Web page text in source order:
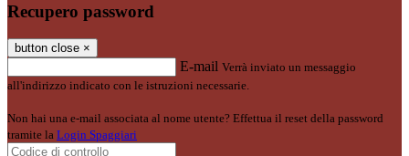
Recupero password
button close ×
E-mail Verrà inviato un messaggio
all'indirizzo indicato con le istruzioni necessarie.
Non hai una e-mail associata al nome utente? Effettua il reset della password
tramite la Login Spaggiari